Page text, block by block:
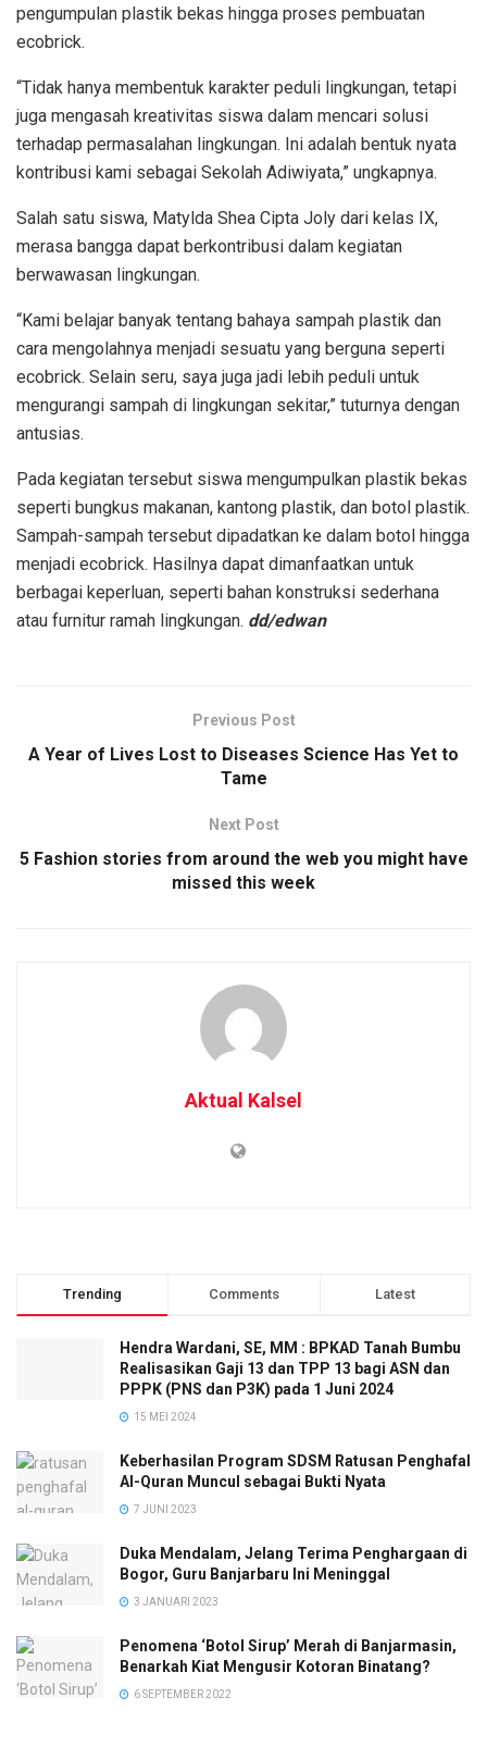
pengumpulan plastik bekas hingga proses pembuatan
ecobrick.
“Tidak hanya membentuk karakter peduli lingkungan, tetapi
juga mengasah kreativitas siswa dalam mencari solusi
terhadap permasalahan lingkungan. Ini adalah bentuk nyata
kontribusi kami sebagai Sekolah Adiwiyata,” ungkapnya.
Salah satu siswa, Matylda Shea Cipta Joly dari kelas IX,
merasa bangga dapat berkontribusi dalam kegiatan
berwawasan lingkungan.
“Kami belajar banyak tentang bahaya sampah plastik dan
cara mengolahnya menjadi sesuatu yang berguna seperti
ecobrick. Selain seru, saya juga jadi lebih peduli untuk
mengurangi sampah di lingkungan sekitar,” tuturnya dengan
antusias.
Pada kegiatan tersebut siswa mengumpulkan plastik bekas
seperti bungkus makanan, kantong plastik, dan botol plastik.
Sampah-sampah tersebut dipadatkan ke dalam botol hingga
menjadi ecobrick. Hasilnya dapat dimanfaatkan untuk
berbagai keperluan, seperti bahan konstruksi sederhana
atau furnitur ramah lingkungan. dd/edwan
Previous Post
A Year of Lives Lost to Diseases Science Has Yet to
Tame
Next Post
5 Fashion stories from around the web you might have
missed this week
Aktual Kalsel
Trending Comments Latest
Hendra Wardani, SE, MM : BPKAD Tanah Bumbu
Realisasikan Gaji 13 dan TPP 13 bagi ASN dan
PPPK (PNS dan P3K) pada 1 Juni 2024
15 MEI 2024
Keberhasilan Program SDSM Ratusan Penghafal
Al-Quran Muncul sebagai Bukti Nyata
7 JUNI 2023
Duka Mendalam, Jelang Terima Penghargaan di
Bogor, Guru Banjarbaru Ini Meninggal
3 JANUARI 2023
Penomena ‘Botol Sirup’ Merah di Banjarmasin,
Benarkah Kiat Mengusir Kotoran Binatang?
6 SEPTEMBER 2022